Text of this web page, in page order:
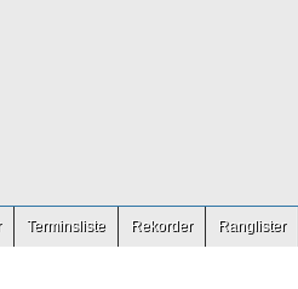
Terminsliste Rekorder Ranglister